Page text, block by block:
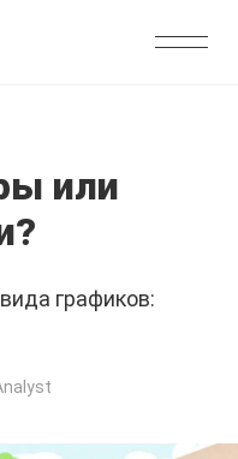
или
графиков: